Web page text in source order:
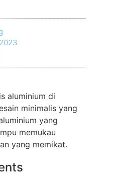
aluminium di
minimalis yang
yang
memukau
yang memikat.